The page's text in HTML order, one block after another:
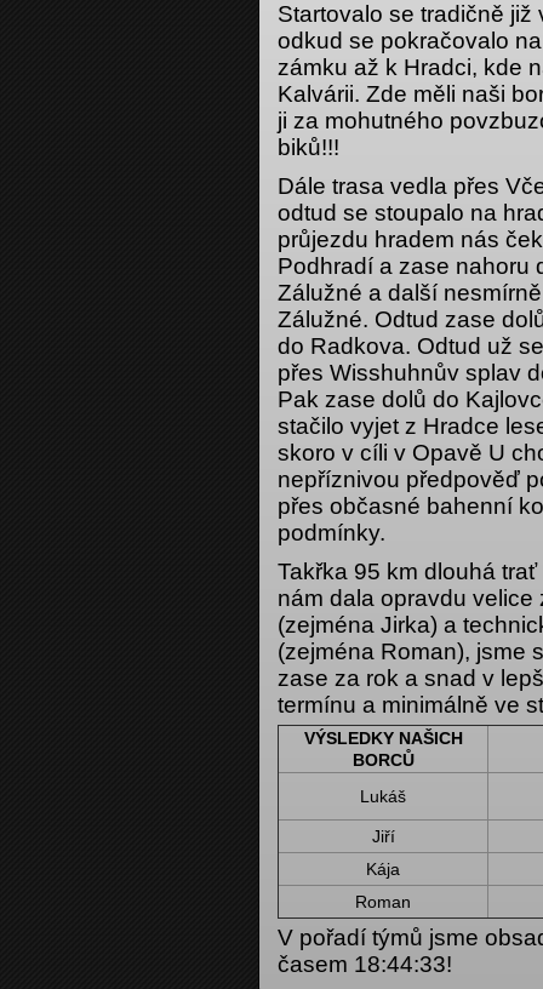
Startovalo se tradičně
odkud se pokračovalo
zámku až k Hradci, kde
Kalvárii. Zde měli naši
ji za mohutného
biků!!!
Dále trasa vedla přes
odtud se stoupalo na
průjezdu hradem nás
Podhradí a zase nahoru
Zálužné a další
Zálužné. Odtud zase
do Radkova. Odtud už
přes Wisshuhnův splav
Pak zase dolů do
stačilo vyjet z Hradce
skoro v cíli v Opavě U
nepříznivou předpověď
přes občasné bahenní
podmínky.
Takřka 95 km dlouhá
nám dala opravdu
(zejména Jirka) a
(zejména Roman), jsme
zase za rok a snad v
termínu a minimálně ve
VÝSLEDKY NAŠICH
BORCŮ
Lukáš
Jiří
Kája
Roman
V pořadí týmů jsme
časem 18:44:33!